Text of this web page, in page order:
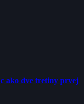
ako dve tretiny prvej